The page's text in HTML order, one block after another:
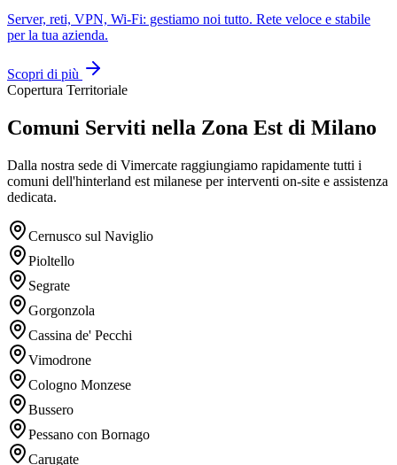
Server, reti, VPN, Wi-Fi: gestiamo noi tutto. Rete veloce e stabile
per la tua azienda.
Scopri di più
Copertura Territoriale
Comuni Serviti nella Zona Est di Milano
Dalla nostra sede di Vimercate raggiungiamo rapidamente tutti i
comuni dell'hinterland est milanese per interventi on-site e assistenza
dedicata.
Cernusco sul Naviglio
Pioltello
Segrate
Gorgonzola
Cassina de' Pecchi
Vimodrone
Cologno Monzese
Bussero
Pessano con Bornago
Carugate